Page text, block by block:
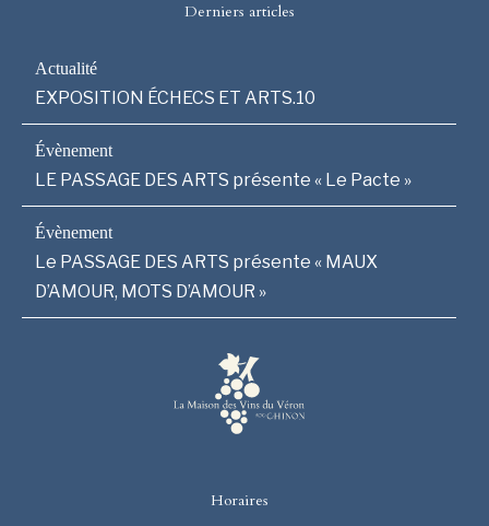
Derniers articles
EXPOSITION ÉCHECS ET ARTS.10
LE PASSAGE DES ARTS présente « Le Pacte »
Le PASSAGE DES ARTS présente « MAUX
D’AMOUR, MOTS D’AMOUR »
Horaires